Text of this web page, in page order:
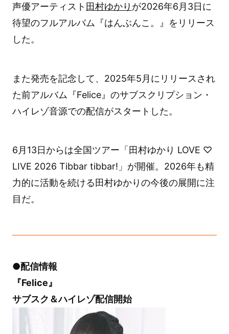
声優アーティスト 田村ゆかり が2026年6月3日に
待望のフルアルバム『はんぶんこ。』をリリース
した。
また発売を記念して、2025年5月にリリースされ
た前アルバム『Felice』のサブスクリプション・
ハイレゾ音源での配信がスタートした。
6月13日からは全国ツアー「田村ゆかり LOVE ♡
LIVE 2026 Tibbar tibbar!」が開催。2026年も精
力的に活動を続ける田村ゆかりの今後の展開に注
目だ。
●配信情報
『Felice』
サブスク＆ハイレゾ配信開始